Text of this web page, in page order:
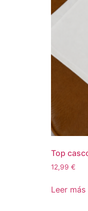
Top
12,99 €
Leer más